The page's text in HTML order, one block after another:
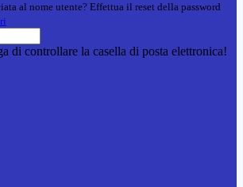
al nome utente? Effettua il reset della password
di controllare la casella di posta elettronica!